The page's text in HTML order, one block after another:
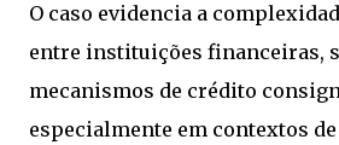
O caso evidencia a
entre instituições financeiras,
mecanismos de crédito
especialmente em contextos